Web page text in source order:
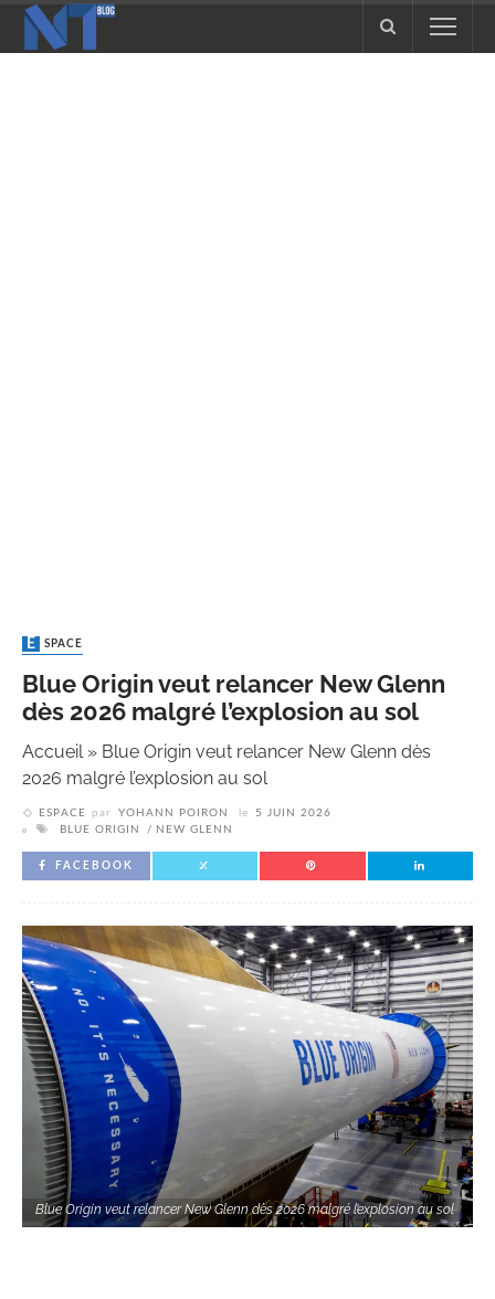
ESPACE
Blue Origin veut relancer New Glenn
dès 2026 malgré l’explosion au sol
Accueil» Blue Origin veut relancer New Glenn dès
2026 malgré l’explosion au sol
ESPACE par YOHANN POIRON le
5 JUIN 2026
BLUE ORIGIN
NEW GLENN
FACEBOOK
Blue Origin veut relancer New Glenn dès 2026 malgré l’explosion au sol